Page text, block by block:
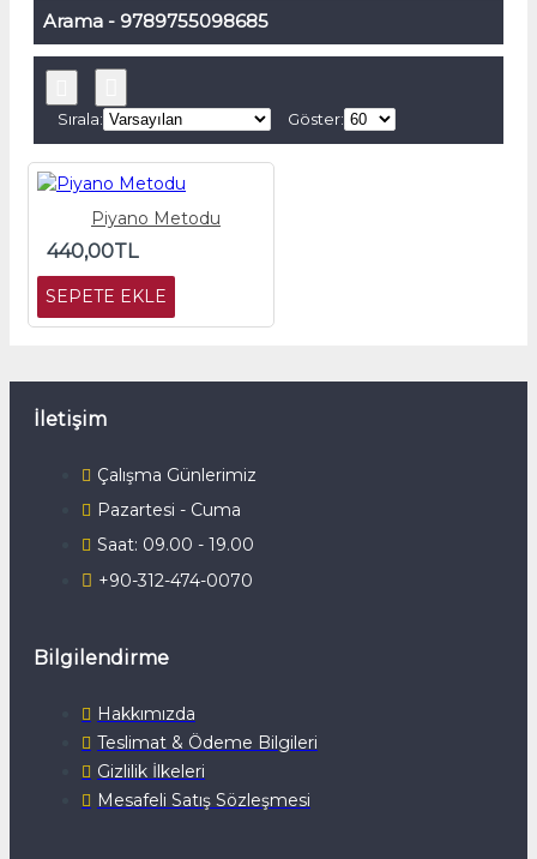
Arama - 9789755098685
Sırala: Göster:
Piyano Metodu
440,00TL
SEPETE EKLE
İletişim
Çalışma Günlerimiz
Pazartesi - Cuma
Saat: 09.00 - 19.00
+90-312-474-0070
Bilgilendirme
Hakkımızda
Teslimat & Ödeme Bilgileri
Gizlilik İlkeleri
Mesafeli Satış Sözleşmesi